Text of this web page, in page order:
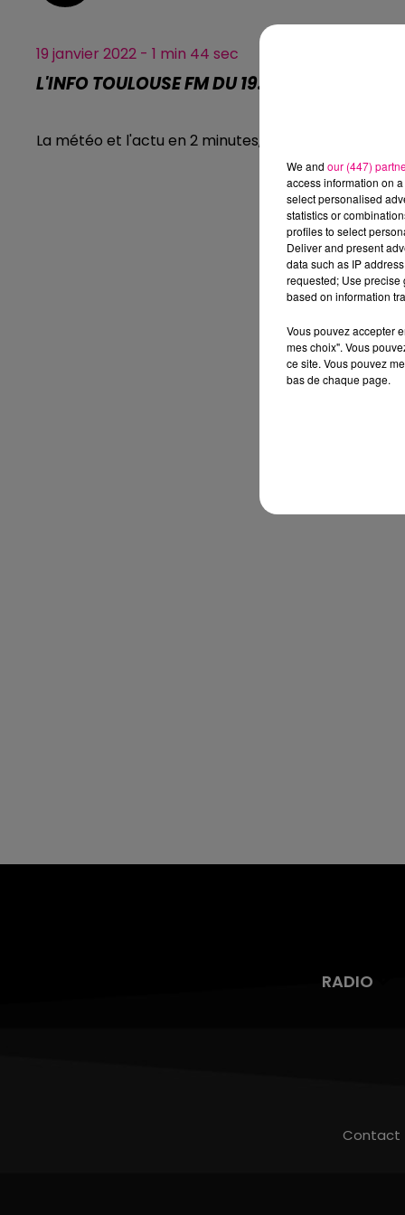
19 janvier 2022 - 1 min 44 sec
L'INFO TOULOUSE FM DU 19.01.2022 À 11H00
La météo et l'actu en 2 minutes, l'info Toulouse FM.
RADIO
Contact
We and our (447)
access information on
select personalised
statistics or
profiles to select
Deliver and present
data such as IP
requested; Use precise
based on information
Vous pouvez accepter
mes choix". Vous
ce site. Vous pouvez
bas de chaque page.